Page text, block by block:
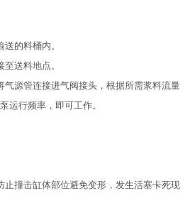
的料桶内。
送料地点。
气源管连接进气阀接头，根据所需浆料流量
运行频率，即可工作。
止撞击缸体部位避免变形，发生活塞卡死现